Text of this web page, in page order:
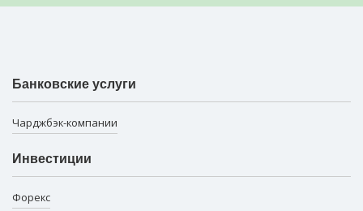
Банковские услуги
Чарджбэк-компании
Инвестиции
Форекс